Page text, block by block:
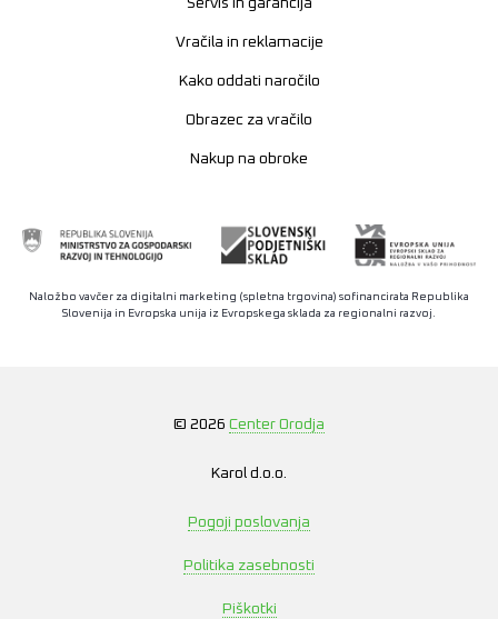
Servis in garancija
Vračila in reklamacije
Kako oddati naročilo
Obrazec za vračilo
Nakup na obroke
Naložbo vavčer za digitalni marketing (spletna trgovina) sofinancirata Republika
Slovenija in Evropska unija iz Evropskega sklada za regionalni razvoj.
© 2026 Center Orodja
Karol d.o.o.
Pogoji poslovanja
Politika zasebnosti
Piškotki